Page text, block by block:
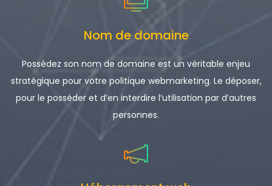
Nom de domaine
Possédez son nom de domaine est un véritable enjeu
stratégique pour votre politique webmarketing. Le déposer,
pour le posséder et d’en interdire l’utilisation par d’autres
personnes.